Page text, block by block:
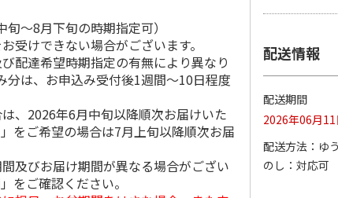
～8月下旬の時期指定可）
受けできない場合がございます。
配達希望時期指定の有無により異なり
分は、お申込み受付後1週間～10日程度
、2026年6月中旬以降順次お届けいた
をご希望の場合は7月上旬以降順次お届
及びお届け期間が異なる場合がござい
をご確認ください。
配送情報
配送期間
2026年06月
配送方法
ゆ
のし
対応可